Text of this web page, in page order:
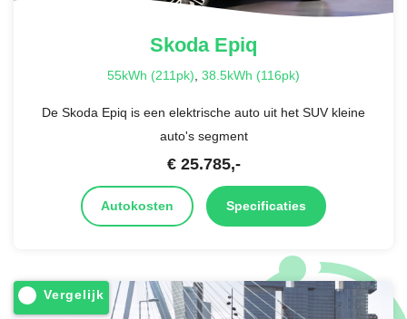
SkodaEpiq
55kWh (211pk), 38.5kWh (116pk)
De Skoda Epiq is een elektrische auto uit het SUV kleine
auto's segment
€ 25.785,-
Autokosten Specificaties
Vergelijk